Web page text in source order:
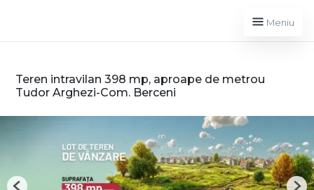
Meniu
Teren intravilan 398 mp, aproape de metrou
Tudor Arghezi-Com. Berceni